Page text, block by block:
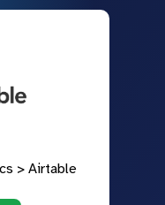
> Airtable